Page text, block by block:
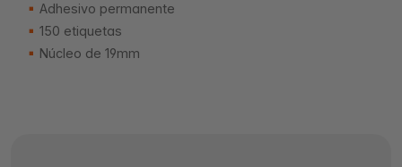
Adhesivo permanente
150 etiquetas
Núcleo de 19mm